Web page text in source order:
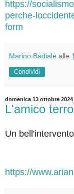
https://
perche-
form
Marino Badiale alle
Condividi
domenica 13 ottobre 2024
L'amico
Un
https://